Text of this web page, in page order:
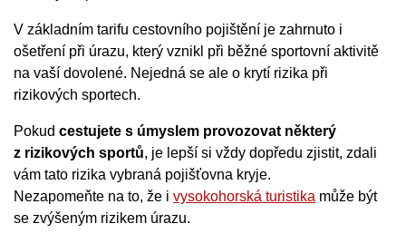
V základním tarifu cestovního pojištění je zahrnuto i
ošetření při úrazu, který vznikl při běžné sportovní aktivitě
na vaší dovolené. Nejedná se ale o krytí rizika při
rizikových sportech.
Pokud cestujete s úmyslem provozovat některý
z rizikových sportů, je lepší si vždy dopředu zjistit, zdali
vám tato rizika vybraná pojišťovna kryje.
Nezapomeňte na to, že i vysokohorská turistika může být
se zvýšeným rizikem úrazu.